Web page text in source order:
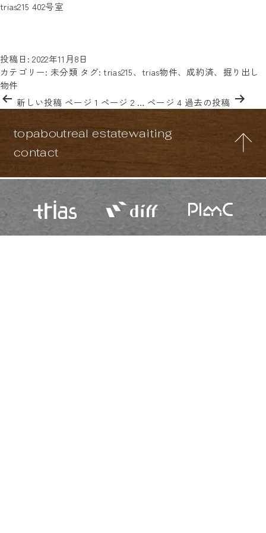
タグ:trias215
trias215 402号室
狭小物件が好きなミニマリストには必見！ 渋谷駅または恵比寿駅
号
投稿日:2022年11月8日
カテゴリー: 未分類 タグ:trias215、trias物件、 成約済、 掘り出し
物件
投
稿
送
新しい投稿 ページ 1 ページ 2 … ページ 4 過去の投稿
topaboutreal estatewaiting
contact